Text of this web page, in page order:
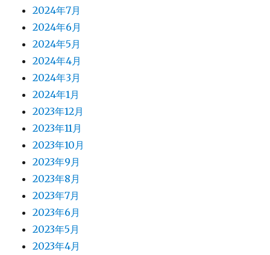
2024年7月
2024年6月
2024年5月
2024年4月
2024年3月
2024年1月
2023年12月
2023年11月
2023年10月
2023年9月
2023年8月
2023年7月
2023年6月
2023年5月
2023年4月